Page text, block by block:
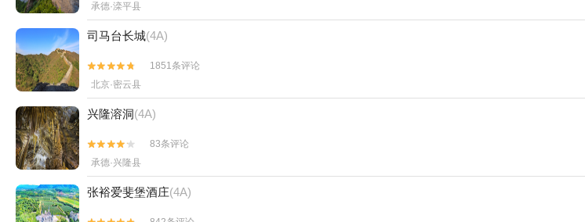
承德·滦平县
司马台长城(4A)


1851条评论
北京·密云县
兴隆溶洞(4A)


83条评论
承德·兴隆县
张裕爱斐堡酒庄(4A)